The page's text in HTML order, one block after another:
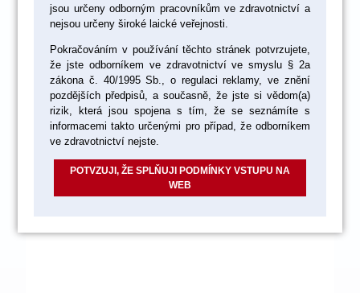
Kompozitní C+B materiály > Vita VM LC
jsou určeny odborným pracovníkům ve zdravotnictví a
nejsou určeny široké laické veřejnosti.
Pokračováním v používání těchto stránek potvrzujete,
že jste odborníkem ve zdravotnictví ve smyslu § 2a
zákona č. 40/1995 Sb., o regulaci reklamy, ve znění
pozdějších předpisů, a současně, že jste si vědom(a)
rizik, která jsou spojena s tím, že se seznámíte s
informacemi takto určenými pro případ, že odborníkem
ve zdravotnictví nejste.
POTVZUJI, ŽE SPLŇUJI PODMÍNKY VSTUPU NA
WEB